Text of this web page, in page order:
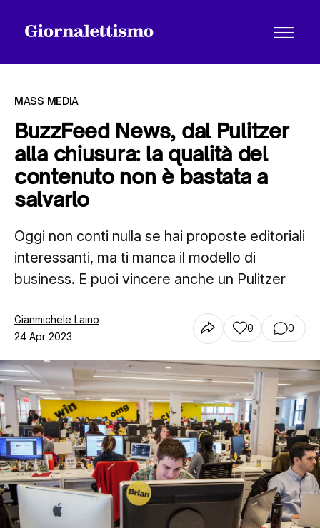
Tutti gli articoli
Contatti
MASS MEDIA
BuzzFeed News, dal Pulitzer
alla chiusura: la qualità del
contenuto non è bastata a
salvarlo
Oggi non conti nulla se hai proposte editoriali
interessanti, ma ti manca il modello di
business. E puoi vincere anche un Pulitzer
Gianmichele Laino
24 Apr 2023
0 0